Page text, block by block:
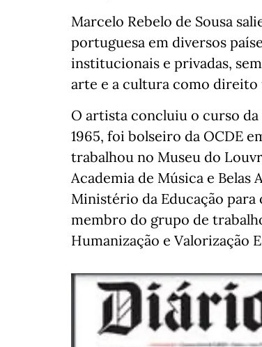
Marcelo Rebelo de Sousa
portuguesa em diversos
institucionais e privadas,
arte e a cultura como direito
O artista concluiu o curso
1965, foi bolseiro da OCDE
trabalhou no Museu do
Academia de Música e Belas
Ministério da Educação para
membro do grupo de
Humanização e Valorização